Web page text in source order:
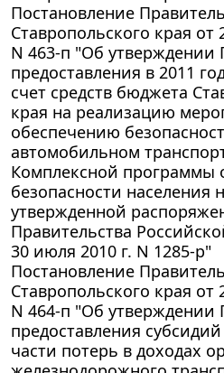
Постановление
Ставропольского края от
N 463-п "Об утверждении
предоставления в 2011
счет средств бюджета
края на реализацию
обеспечению
автомобильном
Комплексной программы
безопасности населения
утвержденной
Правительства
30 июля 2010 г. N 1285-р"
Постановление
Ставропольского края от
N 464-п "Об утверждении
предоставления
части потерь в доходах